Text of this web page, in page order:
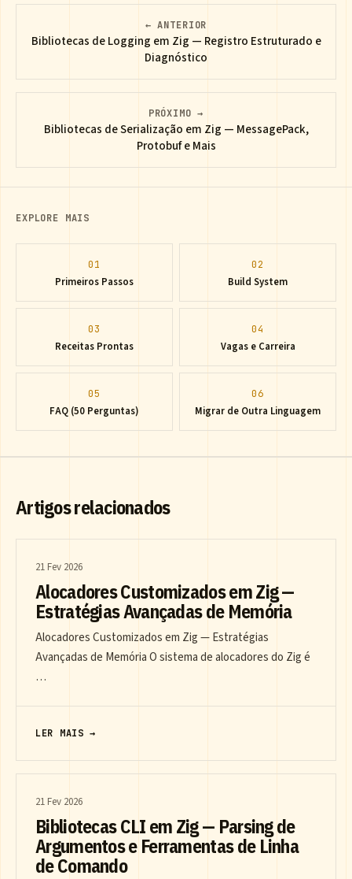
← ANTERIOR
Bibliotecas de Logging em Zig — Registro Estruturado e
Diagnóstico
PRÓXIMO →
Bibliotecas de Serialização em Zig — MessagePack,
Protobuf e Mais
EXPLORE MAIS
01
Primeiros Passos
02
Build System
03
Receitas Prontas
04
Vagas e Carreira
05
FAQ (50 Perguntas)
06
Migrar de Outra Linguagem
Artigos relacionados
21 Fev 2026
Alocadores Customizados em Zig —
Estratégias Avançadas de Memória
Alocadores Customizados em Zig — Estratégias
Avançadas de Memória O sistema de alocadores do Zig é
…
LER MAIS →
21 Fev 2026
Bibliotecas CLI em Zig — Parsing de
Argumentos e Ferramentas de Linha
de Comando